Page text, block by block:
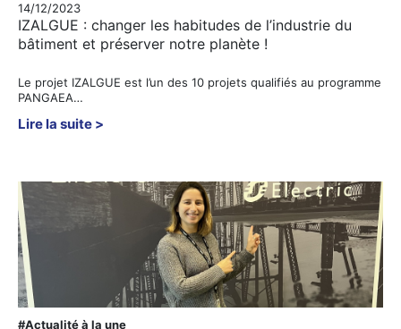
14/12/2023
IZALGUE : changer les habitudes de l’industrie du
bâtiment et préserver notre planète !
Le projet IZALGUE est l’un des 10 projets qualifiés au programme
PANGAEA…
Lire la suite
#Actualité à la une